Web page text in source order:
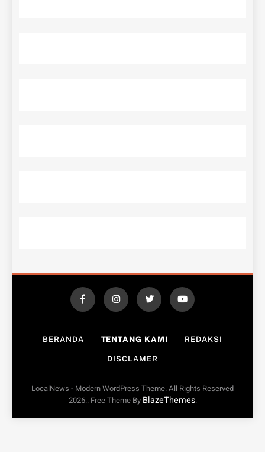
BERANDA TENTANG KAMI REDAKSI
DISCLAMER
LocalNews - Modern WordPress Theme. All Rights Reserved
2026.. Free Theme By BlazeThemes.